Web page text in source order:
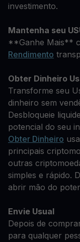
investimento.
Mantenha seu
**Ganhe Mais**
Rendimento
Obter Dinheiro
Transforme seu
dinheiro sem
Desbloqueie
potencial do seu
Obter Dinheiro
principais
outras
simples e rápido.
abrir mão do
Envie Usual
Depois de
para qualquer